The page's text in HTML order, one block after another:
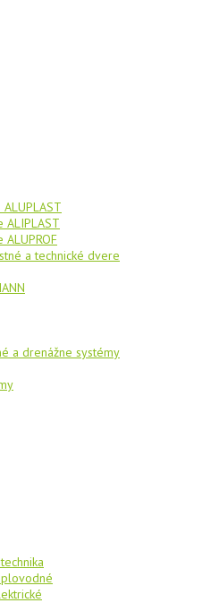
a technické dvere
a drenážne systémy